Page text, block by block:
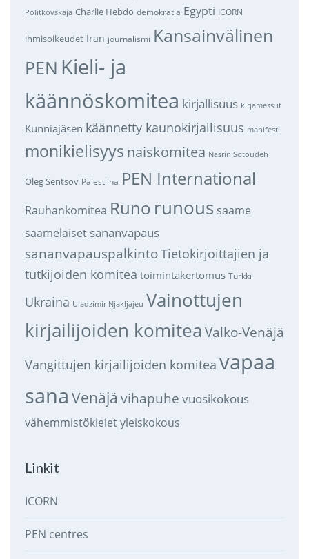
Politkovskaja Charlie Hebdo demokratia Egypti ICORN
ihmisoikeudet Iran journalismi Kansainvälinen
PEN Kieli- ja
käännöskomitea kirjallisuus kirjamessut
Kunniajäsen käännetty kaunokirjallisuus manifesti
monikielisyys naiskomitea Nasrin Sotoudeh
Oleg Sentsov Palestiina PEN International
Rauhankomitea Runo runous saame
saamelaiset sananvapaus
sananvapauspalkintoTietokirjoittajien ja
tutkijoiden komitea toimintakertomus Turkki
Ukraina Uladzimir Njakljajeu Vainottujen
kirjailijoiden komitea Valko-Venäjä
Vangittujen kirjailijoiden komitea vapaa
sana Venäjä vihapuhe vuosikokous
vähemmistökieletyleiskokous
Linkit
ICORN
PEN centres